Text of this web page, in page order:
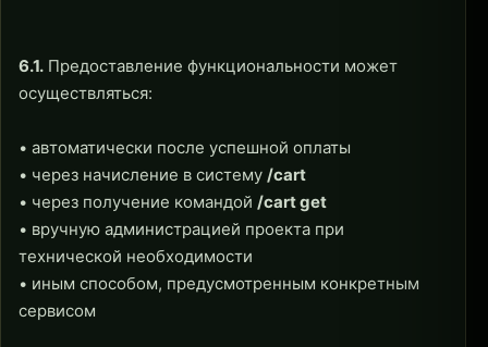
6.1. Предоставление функциональности может
осуществляться:
• автоматически после успешной оплаты
• через начисление в систему /cart
• через получение командой /cart get
• вручную администрацией проекта при
технической необходимости
• иным способом, предусмотренным конкретным
сервисом